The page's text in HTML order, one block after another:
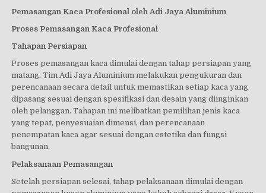
Pemasangan Kaca Profesional oleh Adi Jaya Aluminium
Proses Pemasangan Kaca Profesional
Tahapan Persiapan
Proses pemasangan kaca dimulai dengan tahap persiapan yang
matang. Tim Adi Jaya Aluminium melakukan pengukuran dan
perencanaan secara detail untuk memastikan setiap kaca yang
dipasang sesuai dengan spesifikasi dan desain yang diinginkan
oleh pelanggan. Tahapan ini melibatkan pemilihan jenis kaca
yang tepat, penyesuaian dimensi, dan perencanaan
penempatan kaca agar sesuai dengan estetika dan fungsi
bangunan.
Pelaksanaan Pemasangan
Setelah persiapan selesai, tahap pelaksanaan dimulai dengan